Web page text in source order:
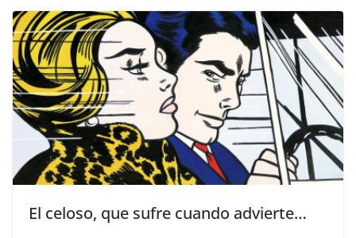
El celoso, que sufre cuando advierte…